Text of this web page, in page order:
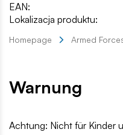
EAN:
Lokalizacja produktu:
Homepage Armed
Warnung
Achtung: Nicht für Kinder